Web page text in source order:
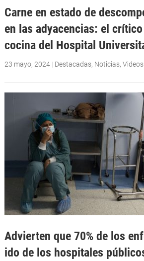
Carne en estado de
en las adyacencias: el
cocina del Hospital
23 mayo, 2024| Destacadas, Noticias, Videos
Advierten que 70% de los
ido de los hospitales